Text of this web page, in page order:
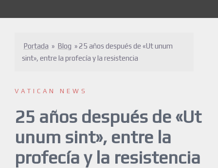
Portada » Blog »25 años después de «Ut unum
sint», entre la profecía y la resistencia
VATICAN NEWS
25 años después de «Ut
unum sint», entre la
profecía y la resistencia